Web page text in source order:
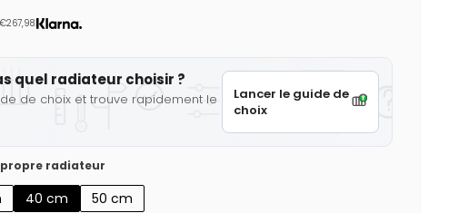
quel radiateur choisir ?
de choix et trouve rapidement le
Lancer le guide de
choix
radiateur
40 cm 50 cm